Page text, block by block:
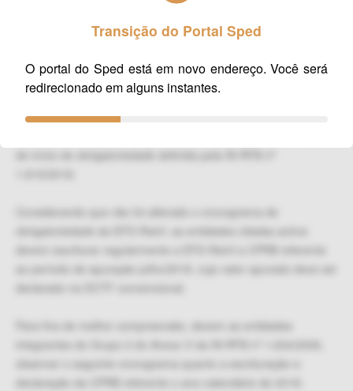
Entidades Empresariais”, do Anexo V da IN RFB nº 1.634/2016
78.000.000,00), os valores devidos a título de CPRB referentes
ao período de apuração de julho de 2018 deverão ser
declarados na DCTF convencional, sendo obrigada a declarar
de início de obrigatoriedade definida pela IN RFB nº
Considerando que não foi alterado o cronograma de
obrigatoriedade da EFD-Reinf, as entidades citadas acima
devem escriturar regularmente a EFD-Reinf a CPRB referente
ao período de apuração julho/2018, cujo valor apurado deve ser
declarado na DCTF convencional.
Para fins de melhor compreensão, devem as entidades
integrantes do Grupo 2 do Anexo V da IN RFB nº 1.634/2006,
observar o seguinte cronograma quanto a escrituração e
declaração da CPRB referente o ano-calendário de 2018:
Transição do Portal Sped
O portal do Sped está em novo endereço. Você será
redirecionado em alguns instantes.